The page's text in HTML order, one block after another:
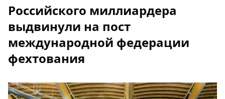
Российского миллиардера
выдвинули на пост
международной федерации
фехтования